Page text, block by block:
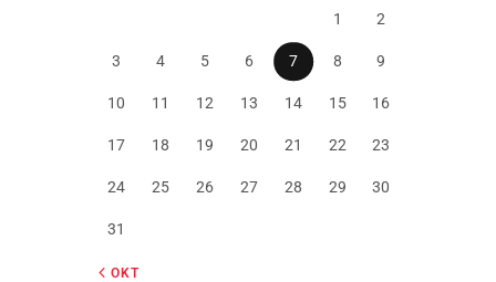
1 2
3 4 5 6 7 8 9
10 11 12 13 14 15 16
17 18 19 20 21 22 23
24 25 26 27 28 29 30
31
« OKT